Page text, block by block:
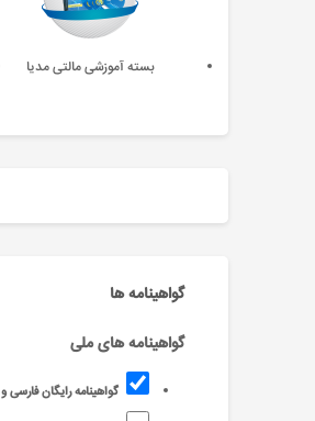
بسته آموزشی مالتی مدیا
گواهینامه ها
گواهینامه های ملی
گواهینامه رایگان فارسی